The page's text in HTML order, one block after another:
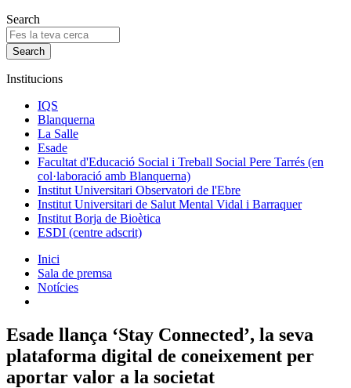
Search
Institucions
IQS
Blanquerna
La Salle
Esade
Facultat d'Educació Social i Treball Social Pere Tarrés (en
col·laboració amb Blanquerna)
Institut Universitari Observatori de l'Ebre
Institut Universitari de Salut Mental Vidal i Barraquer
Institut Borja de Bioètica
ESDI (centre adscrit)
Inici
Sala de premsa
Notícies
Esade llança ‘Stay Connected’, la seva
plataforma digital de coneixement per
aportar valor a la societat